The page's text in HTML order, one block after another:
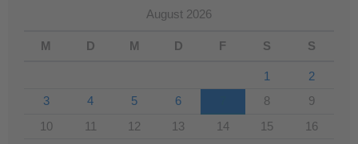
August 2026
M D M D F S S
1
2
3
4 5 6 8
9
10
11 12 13 14 15
16